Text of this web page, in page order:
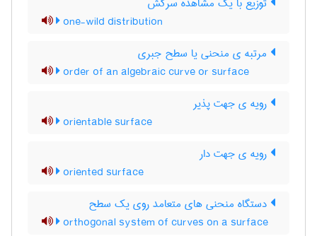
one-wild distribution
مرتبه ی منحنی یا سطح جبری
order of an algebraic curve or surface
رویه ی جهت پذیر
orientable surface
رویه ی جهت دار
oriented surface
دستگاه منحنی های متعامد روی یک سطح
orthogonal system of curves on a surface